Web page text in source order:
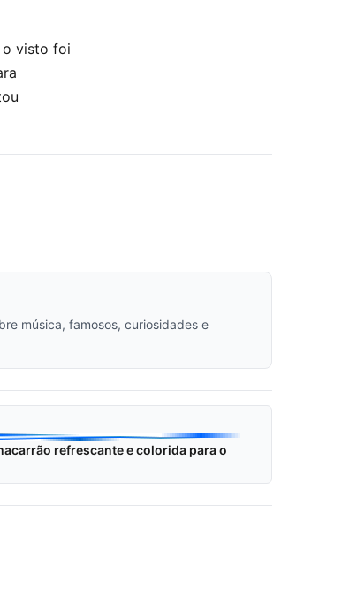
o visto foi
música, famosos, curiosidades e
refrescante e colorida para o